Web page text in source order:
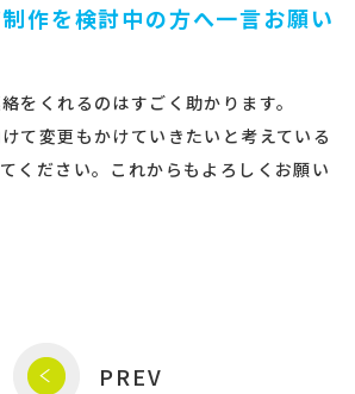
作を検討中の方へ一言お願い
をくれるのはすごく助かります。
て変更もかけていきたいと考えている
ください。これからもよろしくお願い
PREV